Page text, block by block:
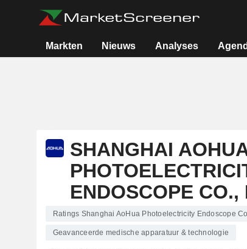
Markten Nieuws Analyses
SHANGHAI
ENDOSCOPE CO.,
Ratings Shanghai AoHua Photoelectricity Endoscope
Geavanceerde medische apparatuur & technologie